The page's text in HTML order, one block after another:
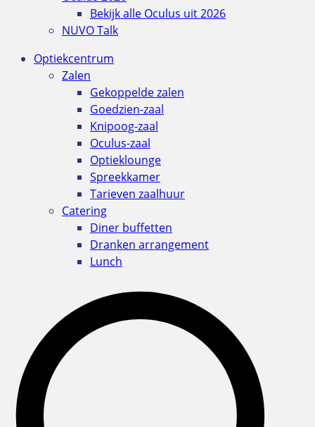
Bekijk alle Oculus uit 2026
NUVO Talk
Optiekcentrum
Zalen
Gekoppelde zalen
Goedzien-zaal
Knipoog-zaal
Oculus-zaal
Optieklounge
Spreekkamer
Tarieven zaalhuur
Catering
Diner buffetten
Dranken arrangement
Lunch